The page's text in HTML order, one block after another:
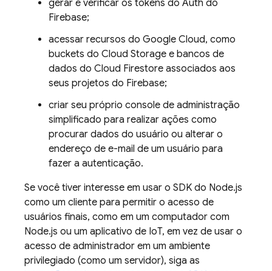
gerar e verificar os tokens do Auth do
Firebase;
acessar recursos do Google Cloud, como
buckets do Cloud Storage e bancos de
dados do Cloud Firestore associados aos
seus projetos do Firebase;
criar seu próprio console de administração
simplificado para realizar ações como
procurar dados do usuário ou alterar o
endereço de e-mail de um usuário para
fazer a autenticação.
Se você tiver interesse em usar o SDK do Node.js
como um cliente para permitir o acesso de
usuários finais, como em um computador com
Node.js ou um aplicativo de IoT, em vez de usar o
acesso de administrador em um ambiente
privilegiado (como um servidor), siga as